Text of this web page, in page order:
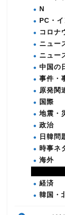
N
PC・
コロナ
ニュー
ニュー
中国の
事件・
原発関
国際
地震・
政治
日韓問
時事ネ
海外
科学・
経済
韓国・